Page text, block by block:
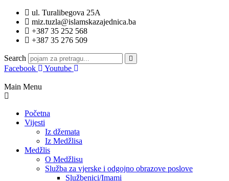
ul. Turalibegova 25A
miz.tuzla@islamskazajednica.ba
+387 35 252 568
+387 35 276 509
Search
Facebook
Youtube
Main Menu
Početna
Vijesti
Iz džemata
Iz Medžlisa
Medžlis
O Medžlisu
Služba za vjerske i odgojno obrazove poslove
Službenici/Imami